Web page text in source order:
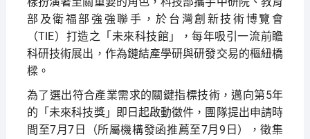
部及衛福部強強聯手，於台灣創新技術博覽會
（TIE）打造之「未來科技館」，每年吸引一流前瞻
科研技術展出，作為鏈結產學研與研發交易的樞紐橋
樑。
為了選出符合產業需求的關鍵指標技術，邁向第5年
的「未來科技獎」即日起啟動徵件，團隊提出申請時
間至7月7日（所屬機構發函推薦至7月9日），徵集